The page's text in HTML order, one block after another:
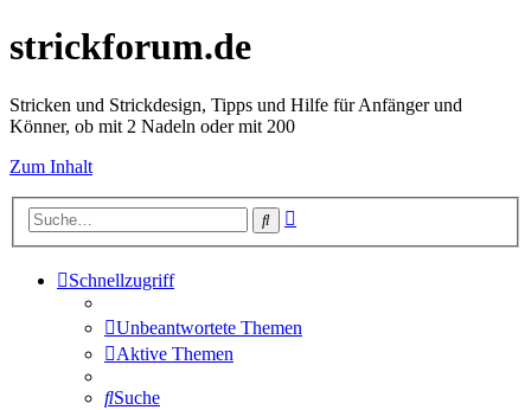
strickforum.de
Stricken und Strickdesign, Tipps und Hilfe für Anfänger und
Könner, ob mit 2 Nadeln oder mit 200
Zum Inhalt
Suche
Schnellzugriff
Unbeantwortete Themen
Aktive Themen
Suche